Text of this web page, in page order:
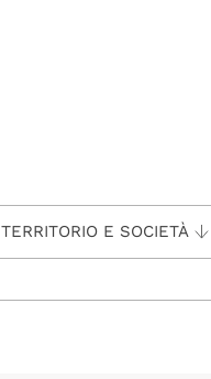
TERRITORIO E SOCIETÀ